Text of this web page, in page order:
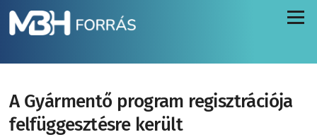
Menü
A Gyármentő program regisztrációja
felfüggesztésre került